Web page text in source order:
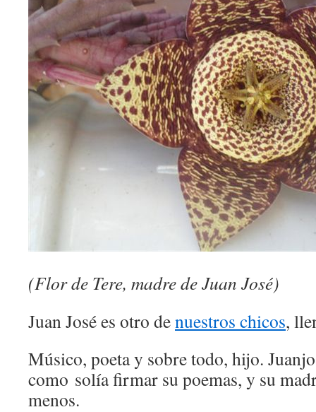
(Flor de Tere, madre de Juan José)
Juan José es otro denuestros chicos,
Músico, poeta y sobre todo, hijo.
como solía firmar su poemas, y su
menos.